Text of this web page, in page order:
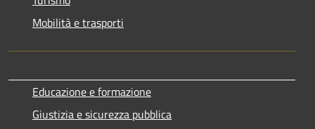
Mobilità e trasporti
Educazione e formazione
Giustizia e sicurezza pubblica